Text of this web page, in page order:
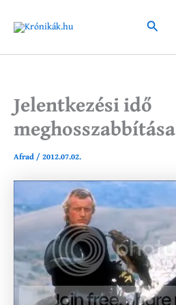
content
Search
Jelentkezési idő
meghosszabbítása
Afrad /2012.07.02.